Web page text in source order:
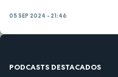
05 SEP 2024 - 21:46
PODCASTS DESTACADOS